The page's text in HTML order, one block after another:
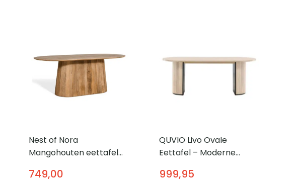
Nest of Nora
Mangohouten eettafel
749,00
QUVIO Livo Ovale
Eettafel – Moderne
999,95